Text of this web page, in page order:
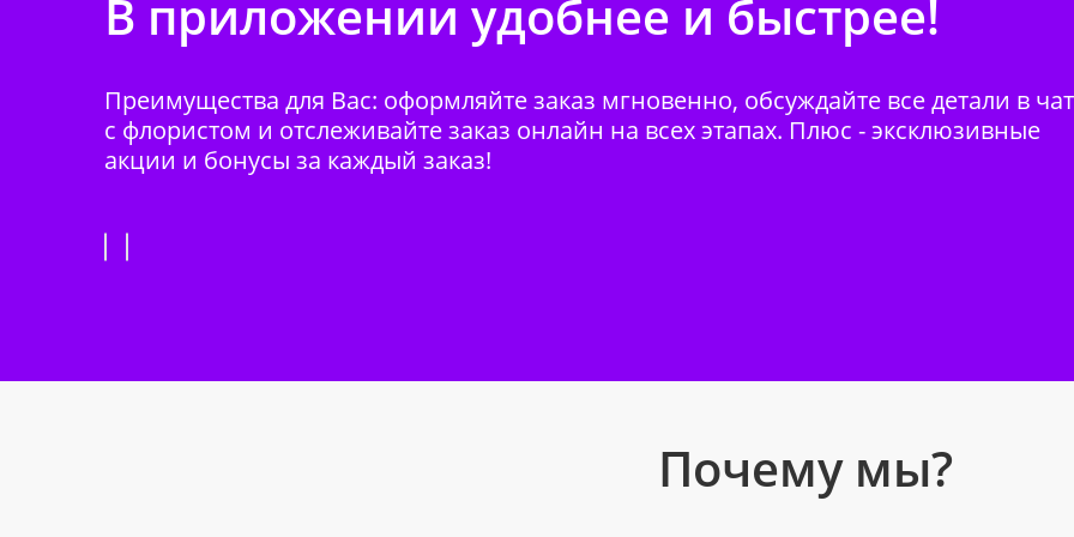
В приложении удобнее и быстрее!
Преимущества для Вас: оформляйте заказ мгновенно, обсуждайте все детали в
с флористом и отслеживайте заказ онлайн на всех этапах. Плюс - эксклюзивные
акции и бонусы за каждый заказ!
Почему мы?